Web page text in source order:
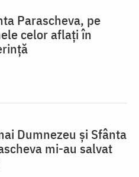
Parascheva, pe
celor aflați în
Dumnezeu și Sfânta
mi-au salvat